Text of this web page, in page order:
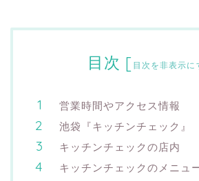
目次 [ 目次を非表示に
営業時間やアクセス情報
池袋『キッチンチェック』
キッチンチェックの店内
キッチンチェックのメニュ